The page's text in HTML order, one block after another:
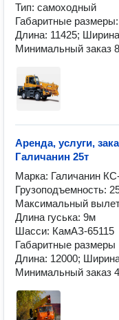
Тип: самоходный
Габаритные размеры:
Длина: 11425;
Минимальный заказ
Аренда, услуги,
Галичанин 25т
Марка: Галичанин
Грузоподъемность:
Максимальный
Длина гуська: 9м
Шасси: КамАЗ-65115
Габаритные размеры
Длина: 12000;
Минимальный заказ